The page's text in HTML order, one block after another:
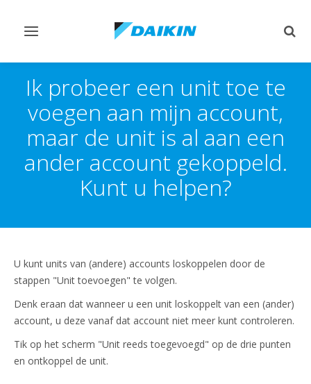
Navigatie
Ik probeer een unit toe te
voegen aan mijn account,
maar de unit is al aan een
ander account gekoppeld.
Kunt u helpen?
U kunt units van (andere) accounts loskoppelen door de
stappen "Unit toevoegen" te volgen.
Denk eraan dat wanneer u een unit loskoppelt van een (ander)
account, u deze vanaf dat account niet meer kunt controleren.
Tik op het scherm "Unit reeds toegevoegd" op de drie punten
en ontkoppel de unit.